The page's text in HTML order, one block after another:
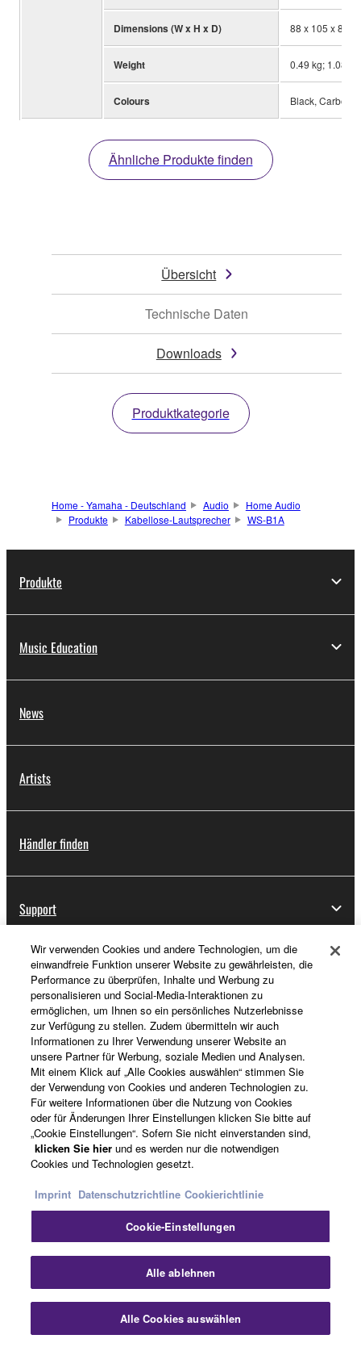
Dimensions (W x H x D) 88 x 105 x 88
Weight 0.49 kg; 1.08 lbs
Colours Black, Carbon
Ähnliche Produkte finden
Übersicht
Technische Daten
Downloads
Produktkategorie
Home - Yamaha - Deutschland Audio
Home Audio
Produkte
Kabellose-Lautsprecher WS-B1A
Produkte
Music Education
News
Artists
Händler finden
Support
Registrierung von „Yamaha Music ID“
Über Yamaha
Deutschland - German
Business
KontaktNutzungsbedingungenDatenschutzerklärung
CookierichtlinieImpressum
Wir verwenden Cookies und andere Technologien, um die
einwandfreie Funktion unserer Website zu gewährleisten, die
Performance zu überprüfen, Inhalte und Werbung zu
personalisieren und Social-Media-Interaktionen zu
ermöglichen, um Ihnen so ein persönliches Nutzerlebnisse
zur Verfügung zu stellen. Zudem übermitteln wir auch
Informationen zu Ihrer Verwendung unserer Website an
unsere Partner für Werbung, soziale Medien und Analysen.
Mit einem Klick auf „Alle Cookies auswählen“ stimmen Sie
der Verwendung von Cookies und anderen Technologien zu.
Für weitere Informationen über die Nutzung von Cookies
oder für Änderungen Ihrer Einstellungen klicken Sie bitte auf
„Cookie Einstellungen“. Sofern Sie nicht einverstanden sind,
klicken Sie hier und es werden nur die notwendigen
Cookies und Technologien gesetzt.
Imprint Datenschutzrichtline Cookierichtlinie
Cookie-Einstellungen
Alle ablehnen
Alle Cookies auswählen